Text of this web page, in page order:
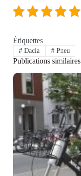
Étiquettes
#Dacia #Pneu
Publications similaires